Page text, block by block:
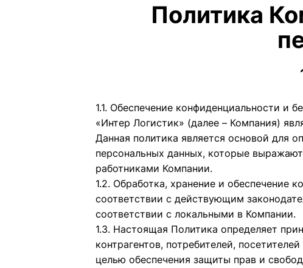
Политика
1.1. Обеспечение конфиденциальности и
«Интер Логистик» (далее – Компания)
Данная политика является основой для
персональных данных, которые
работниками Компании.
1.2. Обработка, хранение и обеспечение
соответствии с действующим
соответствии с локальными в Компании.
1.3. Настоящая Политика определяет
контрагентов, потребителей,
целью обеспечения защиты прав и